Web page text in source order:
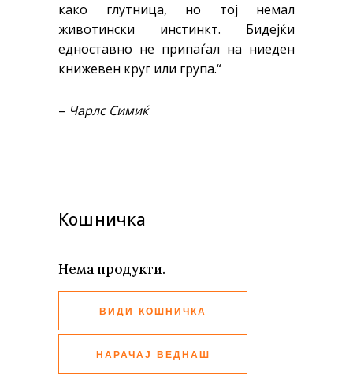
како глутница, но тој немал
животински инстинкт. Бидејќи
едноставно не припаѓал на ниеден
книжевен круг или група.“
– Чарлс Симиќ
Кошничка
Нема продукти.
ВИДИ КОШНИЧКА
НАРАЧАЈ ВЕДНАШ